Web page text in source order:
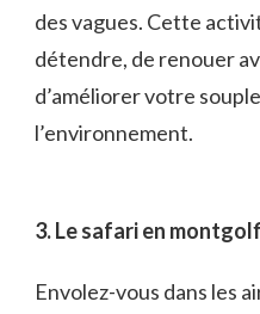
⁤des vagues. Cette
détendre, ​de ⁤renouer
d’améliorer votre
l’environnement.
3. Le safari ​en
Envolez-vous dans les